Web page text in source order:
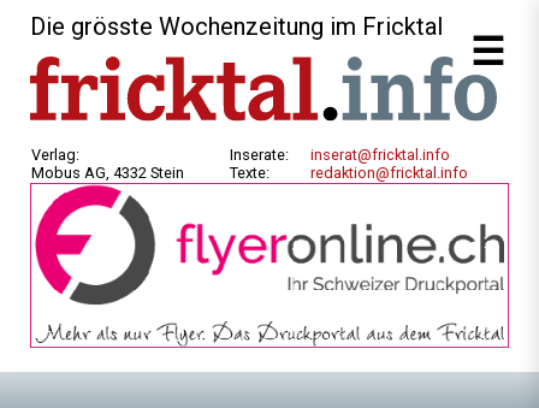
Die grösste Wochenzeitung im Fricktal
Verlag:
Mobus AG, 4332 Stein
Inserate:
Texte:
inserat@fricktal.info
redaktion@fricktal.info